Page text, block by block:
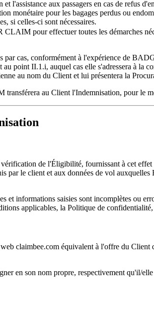
l'assistance aux passagers en cas de refus
monétaire pour les bagages perdus ou
si celles-ci sont nécessaires.
pour effectuer toutes les démarches
cas, conformément à l'expérience de
II.1.i, auquel cas elle s'adressera à la
au nom du Client et lui présentera la
au Client l'Indemnisation, pour le
de l'Éligibilité, fournissant à cet
le client et aux données de vol
informations saisies sont incomplètes ou
applicables, la Politique de
claimbee.com équivalent à l'offre du
en son nom propre, respectivement qu'il/